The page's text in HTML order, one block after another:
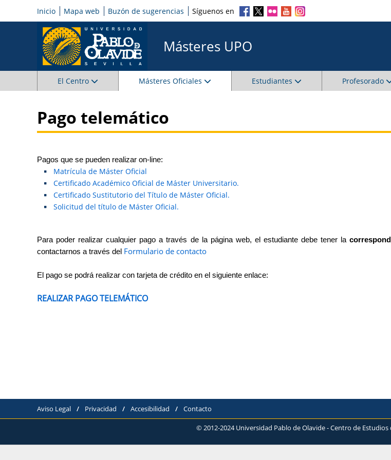
Inicio Mapa web Buzón de sugerencias Síguenos en
Másteres UPO
El Centro Másteres Oficiales Estudiantes Profesorado
Pago telemático
Pagos que se pueden realizar on-line:
Matrícula de Máster Oficial
Certificado Académico Oficial de Máster Universitario.
Certificado Sustitutorio del Título de Máster Oficial.
Solicitud del título de Máster Oficial.
Para poder realizar cualquier pago a través de la página web, el estudiante debe tener la
contactarnos a través del Formulario de contacto
El pago se podrá realizar con tarjeta de crédito en el siguiente enlace:
REALIZAR PAGO TELEMÁTICO
Aviso Legal / Privacidad / Accesibilidad / Contacto
© 2012-2024 Universidad Pablo de Olavide - Centro de Estudios